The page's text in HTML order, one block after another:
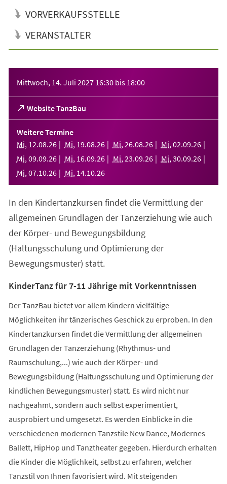
VORVERKAUFSSTELLE
VERANSTALTER
Mittwoch, 14. Juli 2027 16:30 bis 18:00
Website TanzBau
(Öffnet
in
einem
neuen
Tab)
Weitere Termine
Mi, 12.08.26 Mi, 19.08.26 Mi, 26.08.26 Mi, 02.09.26
Mi, 09.09.26 Mi, 16.09.26 Mi, 23.09.26 Mi, 30.09.26
Mi, 07.10.26 Mi, 14.10.26
In den Kindertanzkursen findet die Vermittlung der
allgemeinen Grundlagen der Tanzerziehung wie auch
der Körper- und Bewegungsbildung
(Haltungsschulung und Optimierung der
Bewegungsmuster) statt.
KinderTanz für 7-11 Jährige mit Vorkenntnissen
Der TanzBau bietet vor allem Kindern vielfältige
Möglichkeiten ihr tänzerisches Geschick zu erproben. In den
Kindertanzkursen findet die Vermittlung der allgemeinen
Grundlagen der Tanzerziehung (Rhythmus- und
Raumschulung,...) wie auch der Körper- und
Bewegungsbildung (Haltungsschulung und Optimierung der
kindlichen Bewegungsmuster) statt. Es wird nicht nur
nachgeahmt, sondern auch selbst experimentiert,
ausprobiert und umgesetzt. Es werden Einblicke in die
verschiedenen modernen Tanzstile New Dance, Modernes
Ballett, HipHop und Tanztheater gegeben. Hierdurch erhalten
die Kinder die Möglichkeit, selbst zu erfahren, welcher
Tanzstil von Ihnen favorisiert wird. Mit steigenden